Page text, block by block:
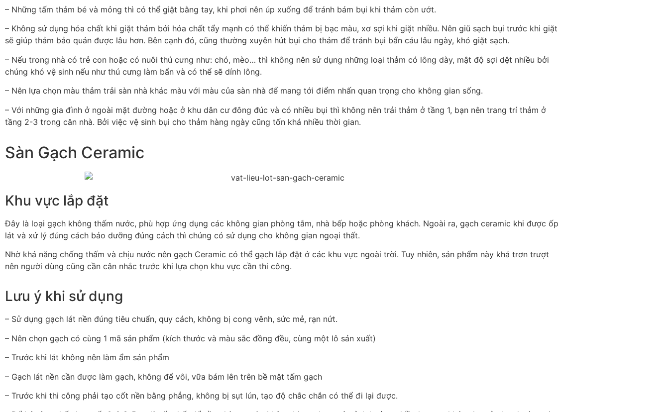
– Những tấm thảm bé và mỏng thì có thể giặt bằng tay, khi phơi nên úp xuống để tránh bám bụi khi thảm còn ướt.
– Không sử dụng hóa chất khi giặt thảm bởi hóa chất tẩy mạnh có thể khiến thảm bị bạc màu, xơ sợi khi giặt nhiều. Nên giũ sạch bụi trước khi giặt
sẽ giúp thảm bảo quản được lâu hơn. Bên cạnh đó, cũng thường xuyên hút bụi cho thảm để tránh bụi bẩn cáu lâu ngày, khó giặt sạch.
– Nếu trong nhà có trẻ con hoặc có nuôi thú cưng như: chó, mèo… thì không nên sử dụng những loại thảm có lông dày, mật độ sợi dệt nhiều bởi
chúng khó vệ sinh nếu như thú cưng làm bẩn và có thể sẽ dính lông.
– Nên lựa chọn màu thảm trải sàn nhà khác màu với màu của sàn nhà để mang tới điểm nhấn quan trọng cho không gian sống.
– Với những gia đình ở ngoài mặt đường hoặc ở khu dân cư đông đúc và có nhiều bụi thì không nên trải thảm ở tầng 1, bạn nên trang trí thảm ở
tầng 2-3 trong căn nhà. Bởi việc vệ sinh bụi cho thảm hàng ngày cũng tốn khá nhiều thời gian.
Sàn Gạch Ceramic
Khu vực lắp đặt
Đây là loại gạch không thấm nước, phù hợp ứng dụng các không gian phòng tắm, nhà bếp hoặc phòng khách. Ngoài ra, gạch ceramic khi được ốp
lát và xử lý đúng cách bảo dưỡng đúng cách thì chúng có sử dụng cho không gian ngoại thất.
Nhờ khả năng chống thấm và chịu nước nên gạch Ceramic có thể gạch lắp đặt ở các khu vực ngoài trời. Tuy nhiên, sản phẩm này khá trơn trượt
nên người dùng cũng cần cân nhắc trước khi lựa chọn khu vực cần thi công.
Lưu ý khi sử dụng
– Sử dụng gạch lát nền đúng tiêu chuẩn, quy cách, không bị cong vênh, sức mẻ, rạn nứt.
– Nên chọn gạch có cùng 1 mã sản phẩm (kích thước và màu sắc đồng đều, cùng một lô sản xuất)
– Trước khi lát không nên làm ẩm sản phẩm
– Gạch lát nền cần được làm gạch, không để vôi, vữa bám lên trên bề mặt tấm gạch
– Trước khi thi công phải tạo cốt nền bằng phẳng, không bị sụt lún, tạo độ chắc chắn có thể đi lại được.